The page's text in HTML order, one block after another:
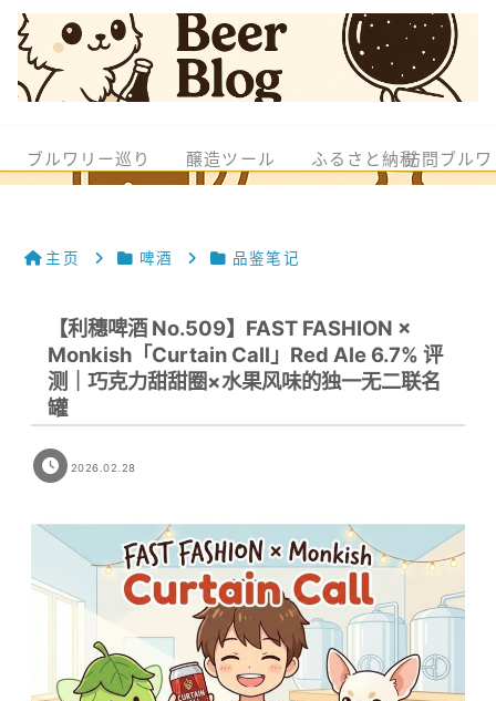
ブルワリー巡り 醸造ツール ふるさと納税訪問ブル
主页 啤酒 品鉴笔记
【利穗啤酒 No.509】FAST FASHION ×
Monkish「Curtain Call」Red Ale 6.7% 评
测｜巧克力甜甜圈×水果风味的独一无二联名
罐
2026.02.28